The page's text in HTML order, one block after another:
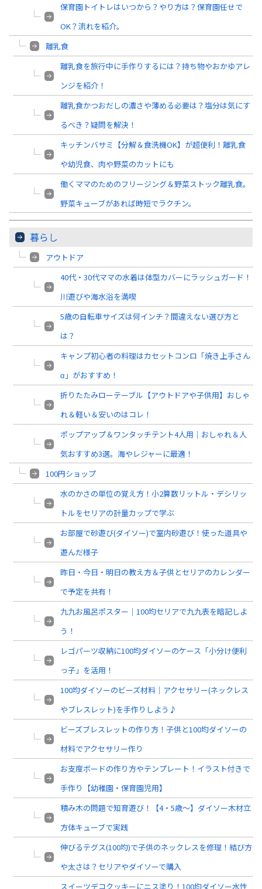
保育園トイトレはいつから？やり方は？保育園任せで
OK？流れを紹介。
離乳食
離乳食を旅行中に手作りするには？持ち物やおかゆアレ
ンジを紹介！
離乳食かつおだしの濃さや薄める必要は？塩分は気にす
るべき？疑問を解決！
キッチンバサミ【分解＆食洗機OK】が超便利！離乳食
や幼児食、肉や野菜のカットにも
働くママのためのフリージング＆野菜ストック離乳食。
野菜キューブがあれば時短でラクチン。
暮らし
アウトドア
40代・30代ママの水着は体型カバーにラッシュガード！
川遊びや海水浴を満喫
5歳の自転車サイズは何インチ？間違えない選び方と
は？
キャンプ初心者の料理はカセットコンロ「焼き上手さん
α」がおすすめ！
折りたたみローテーブル【アウトドアや子供用】おしゃ
れ＆軽い＆安いのはコレ！
ポップアップ＆ワンタッチテント4人用｜おしゃれ＆人
気おすすめ3選。海やレジャーに最適！
100円ショップ
水のかさの単位の覚え方！小2算数リットル・デシリッ
トルをセリアの計量カップで学ぶ
お部屋で砂遊び(ダイソー)で室内砂遊び！使った道具や
遊んだ様子
昨日・今日・明日の教え方＆子供とセリアのカレンダー
で予定を共有！
九九お風呂ポスター｜100均セリアで九九表を暗記しよ
う！
レゴパーツ収納に100均ダイソーのケース「小分け便利
っ子」を活用！
100均ダイソーのビーズ材料｜アクセサリー(ネックレス
やブレスレット)を手作りしよう♪
ビーズブレスレットの作り方！子供と100均ダイソーの
材料でアクセサリー作り
お支度ボードの作り方やテンプレート！イラスト付きで
手作り【幼稚園・保育園児用】
積み木の問題で知育遊び！【4・5歳～】ダイソー木材立
方体キューブで実践
伸びるテグス(100均)で子供のネックレスを修理！結び方
や太さは？セリアやダイソーで購入
スイーツデコクッキーにニス塗り！100均ダイソー水性